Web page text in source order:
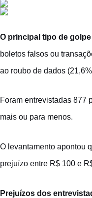
O principal tipo de
boletos falsos ou
ao roubo de dados
Foram entrevistadas 877
mais ou para menos.
O levantamento apontou
prejuízo entre R$ 100 e
Prejuízos dos